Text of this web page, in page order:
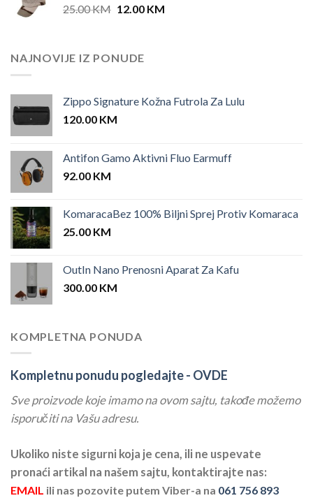
25.00KM Original
25.00 KM.
12.00 KMCurrent
NAJNOVIJE IZ PONUDE
Zippo Signature Kožna Futrola Za Lulu
120.00 KM
Antifon Gamo Aktivni Fluo Earmuff
92.00 KM
KomaracaBez 100% Biljni Sprej Protiv Komaraca
25.00 KM
OutIn Nano Prenosni Aparat Za Kafu
300.00 KM
KOMPLETNA PONUDA
Kompletnu ponudu pogledajte - OVDE
Sve proizvode koje imamo na ovom sajtu, takođe možemo
isporučiti na Vašu adresu.
Ukoliko niste sigurni koja je cena, ili ne uspevate
pronaći artikal na našem sajtu, kontaktirajte nas:
EMAIL ili nas pozovite putem Viber-a na 061 756 893